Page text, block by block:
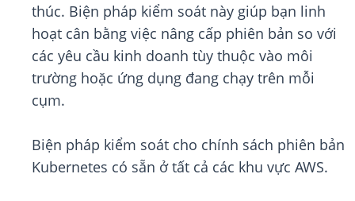
thúc. Biện pháp kiểm soát này giúp bạn linh
hoạt cân bằng việc nâng cấp phiên bản so với
các yêu cầu kinh doanh tùy thuộc vào môi
trường hoặc ứng dụng đang chạy trên mỗi
cụm.
Biện pháp kiểm soát cho chính sách phiên bản
Kubernetes có sẵn ở tất cả các khu vực AWS.